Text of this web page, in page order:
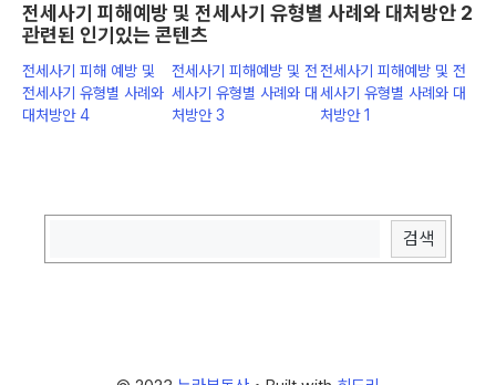
전세사기 피해예방 및 전세사기 유형별 사례와 대처방안 2
관련된 인기있는 콘텐츠
전세사기 피해 예방 및
전세사기 유형별 사례와
대처방안 4
전세사기 피해예방 및 전
세사기 유형별 사례와 대
처방안 3
전세사기 피해예방 및 전
세사기 유형별 사례와 대
처방안 1